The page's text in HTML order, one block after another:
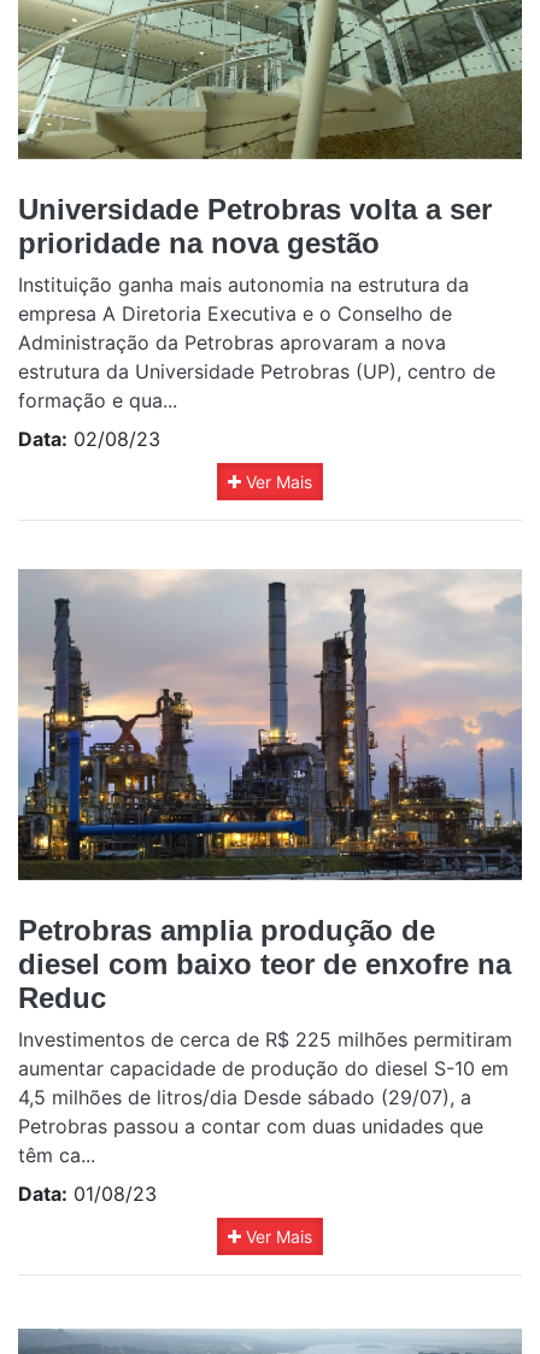
Universidade Petrobras volta a ser
prioridade na nova gestão
Instituição ganha mais autonomia na estrutura da
empresa A Diretoria Executiva e o Conselho de
Administração da Petrobras aprovaram a nova
estrutura da Universidade Petrobras (UP), centro de
formação e qua...
Data: 02/08/23
Ver Mais
Petrobras amplia produção de
diesel com baixo teor de enxofre na
Reduc
Investimentos de cerca de R$ 225 milhões permitiram
aumentar capacidade de produção do diesel S-10 em
4,5 milhões de litros/dia Desde sábado (29/07), a
Petrobras passou a contar com duas unidades que
têm ca...
Data: 01/08/23
Ver Mais